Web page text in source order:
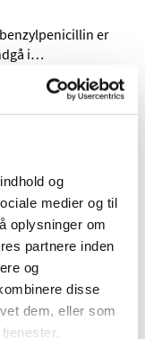
og
medier og til
oplysninger om
partnere inden
og
disse
dem, eller som
er
i…
har delvist
og
aktivering …
til
til